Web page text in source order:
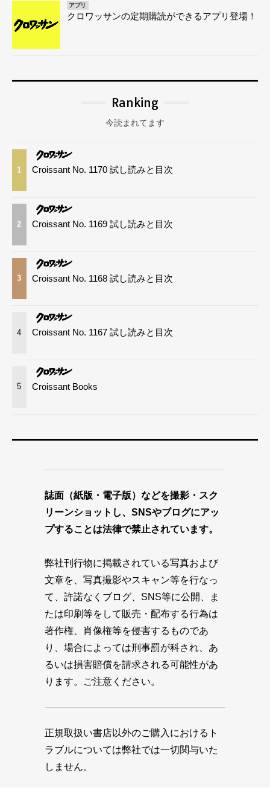
アプリ
クロワッサンの定期購読ができるアプリ登場！
Ranking
今読まれてます
1 Croissant No. 1170 試し読みと目次
2 Croissant No. 1169 試し読みと目次
3 Croissant No. 1168 試し読みと目次
4 Croissant No. 1167 試し読みと目次
5 Croissant Books
誌面（紙版・電子版）などを撮影・スク
リーンショットし、SNSやブログにアッ
プすることは法律で禁止されています。
弊社刊行物に掲載されている写真および
文章を、写真撮影やスキャン等を行なっ
て、許諾なくブログ、SNS等に公開、ま
たは印刷等をして販売・配布する行為は
著作権、肖像権等を侵害するものであ
り、場合によっては刑事罰が科され、あ
るいは損害賠償を請求される可能性があ
ります。ご注意ください。
正規取扱い書店以外のご購入におけるト
ラブルについては弊社では一切関与いた
しません。